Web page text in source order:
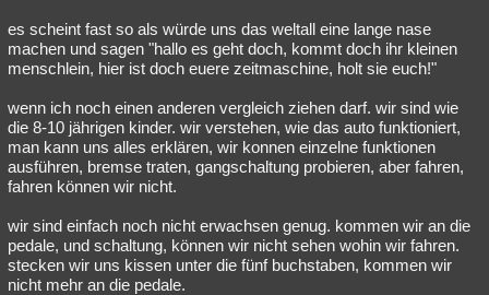
es scheint fast so als würde uns das weltall eine lange nase
machen und sagen "hallo es geht doch, kommt doch ihr kleinen
menschlein, hier ist doch euere zeitmaschine, holt sie euch!"
wenn ich noch einen anderen vergleich ziehen darf. wir sind wie
die 8-10 jährigen kinder. wir verstehen, wie das auto funktioniert,
man kann uns alles erklären, wir konnen einzelne funktionen
ausführen, bremse traten, gangschaltung probieren, aber fahren,
fahren können wir nicht.
wir sind einfach noch nicht erwachsen genug. kommen wir an die
pedale, und schaltung, können wir nicht sehen wohin wir fahren.
stecken wir uns kissen unter die fünf buchstaben, kommen wir
nicht mehr an die pedale.